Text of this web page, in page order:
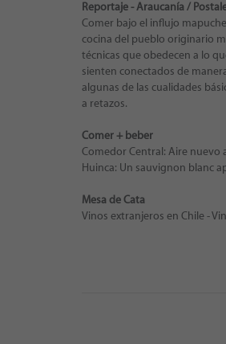
Reportaje - Araucanía /
Comer bajo el influjo
cocina del pueblo originario
técnicas que obedecen a lo
sienten conectados de
algunas de las cualidades
a retazos.
Comer + beber
Comedor Central: Aire nuevo
Huinca: Un sauvignon blanc
Mesa de Cata
Vinos extranjeros en Chile -